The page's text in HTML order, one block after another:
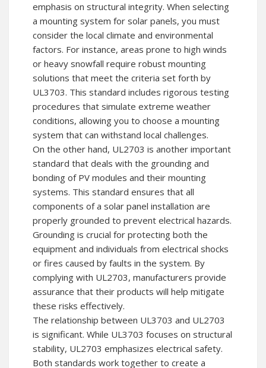
emphasis on structural integrity. When selecting
a mounting system for solar panels, you must
consider the local climate and environmental
factors. For instance, areas prone to high winds
or heavy snowfall require robust mounting
solutions that meet the criteria set forth by
UL3703. This standard includes rigorous testing
procedures that simulate extreme weather
conditions, allowing you to choose a mounting
system that can withstand local challenges.
On the other hand, UL2703 is another important
standard that deals with the grounding and
bonding of PV modules and their mounting
systems. This standard ensures that all
components of a solar panel installation are
properly grounded to prevent electrical hazards.
Grounding is crucial for protecting both the
equipment and individuals from electrical shocks
or fires caused by faults in the system. By
complying with UL2703, manufacturers provide
assurance that their products will help mitigate
these risks effectively.
The relationship between UL3703 and UL2703
is significant. While UL3703 focuses on structural
stability, UL2703 emphasizes electrical safety.
Both standards work together to create a